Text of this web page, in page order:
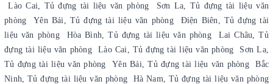
Lào Cai, Tủ đựng tài liệu văn phòng Sơn La, Tủ đựng tài liệu văn
phòng Yên Bái, Tủ đựng tài liệu văn phòng Điện Biên, Tủ đựng tài
liệu văn phòng Hòa Bình, Tủ đựng tài liệu văn phòng Lai Châu, Tủ
đựng tài liệu văn phòng Lào Cai, Tủ đựng tài liệu văn phòng Sơn La,
Tủ đựng tài liệu văn phòng Yên Bái, Tủ đựng tài liệu văn phòng Bắc
Ninh, Tủ đựng tài liệu văn phòng Hà Nam, Tủ đựng tài liệu văn phòng